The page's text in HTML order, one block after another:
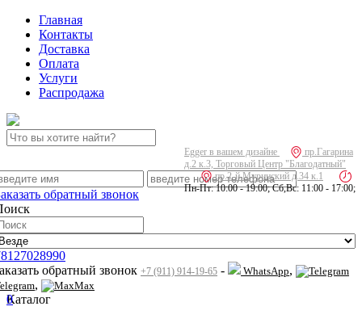
Главная
Контакты
Доставка
Оплата
Услуги
Распродажа
Egger в вашем дизайне
пр.Гагарина
д.2 к.3, Торговый Центр "Благодатный"
пр.2-й Муринский д.34 к.1
Пн-Пт: 10:00 - 19:00; Сб,Вс: 11:00 - 17:00;
обратный звонок
обратный звонок +7 (911) 914-19-65 - WhatsApp,
, Max
0
Каталог